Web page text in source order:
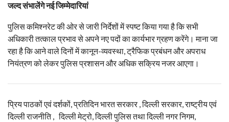
जल्द संभालेंगे नई जिम्मेदारियां
पुलिस कमिश्नरेट की ओर से जारी निर्देशों में स्पष्ट किया गया है कि सभी
अधिकारी तत्काल प्रभाव से अपने नए पदों का कार्यभार ग्रहण करेंगे। माना जा
रहा है कि आने वाले दिनों में कानून-व्यवस्था, ट्रैफिक प्रबंधन और अपराध
नियंत्रण को लेकर पुलिस प्रशासन और अधिक सक्रिय नजर आएगा।
प्रिय पाठकों एवं दर्शकों, प्रतिदिन भारत सरकार , दिल्ली सरकार, राष्ट्रीय एवं
दिल्ली राजनीति , दिल्ली मेट्रो, दिल्ली पुलिस तथा दिल्ली नगर निगम,